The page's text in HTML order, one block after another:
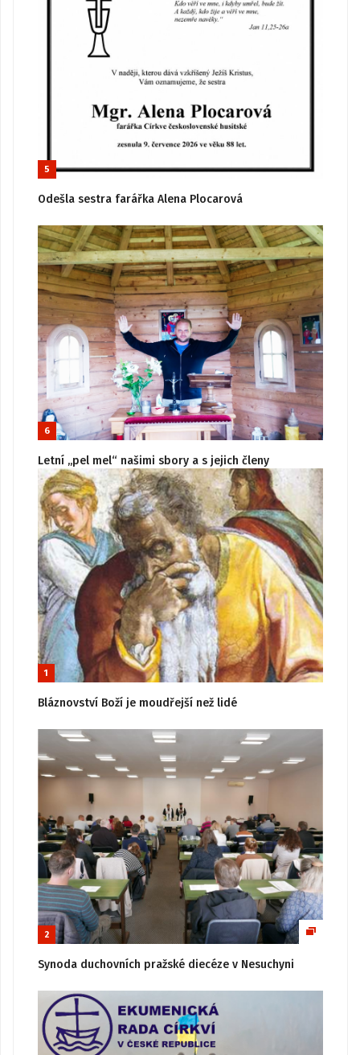
5
Odešla sestra farářka Alena Plocarová
6
Letní „pel mel“ našimi sbory a s jejich členy
1
Bláznovství Boží je moudřejší než lidé
2
Synoda duchovních pražské diecéze v Nesuchyni